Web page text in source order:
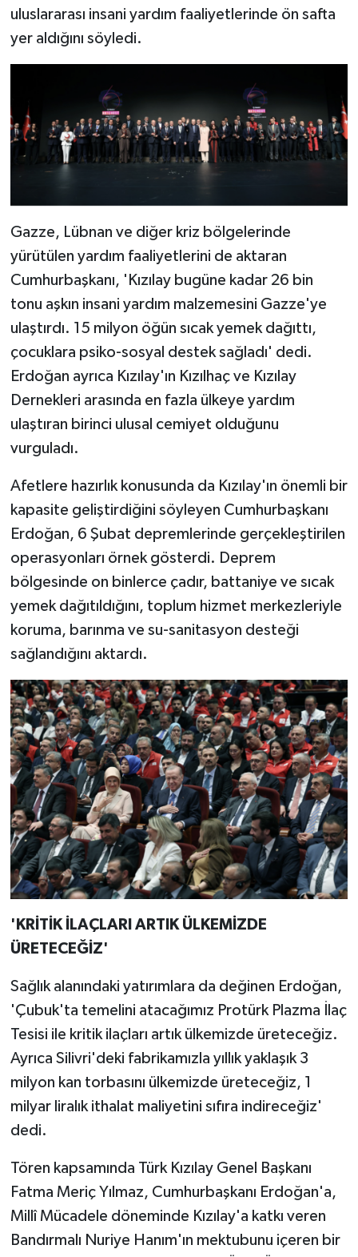
uluslararası insani yardım faaliyetlerinde ön safta
yer aldığını söyledi.
Gazze, Lübnan ve diğer kriz bölgelerinde
yürütülen yardım faaliyetlerini de aktaran
Cumhurbaşkanı, 'Kızılay bugüne kadar 26 bin
tonu aşkın insani yardım malzemesini Gazze'ye
ulaştırdı. 15 milyon öğün sıcak yemek dağıttı,
çocuklara psiko-sosyal destek sağladı' dedi.
Erdoğan ayrıca Kızılay'ın Kızılhaç ve Kızılay
Dernekleri arasında en fazla ülkeye yardım
ulaştıran birinci ulusal cemiyet olduğunu
vurguladı.
Afetlere hazırlık konusunda da Kızılay'ın önemli bir
kapasite geliştirdiğini söyleyen Cumhurbaşkanı
Erdoğan, 6 Şubat depremlerinde gerçekleştirilen
operasyonları örnek gösterdi. Deprem
bölgesinde on binlerce çadır, battaniye ve sıcak
yemek dağıtıldığını, toplum hizmet merkezleriyle
koruma, barınma ve su-sanitasyon desteği
sağlandığını aktardı.
'KRİTİK İLAÇLARI ARTIK ÜLKEMİZDE
ÜRETECEĞİZ'
Sağlık alanındaki yatırımlara da değinen Erdoğan,
'Çubuk'ta temelini atacağımız Protürk Plazma İlaç
Tesisi ile kritik ilaçları artık ülkemizde üreteceğiz.
Ayrıca Silivri'deki fabrikamızla yıllık yaklaşık 3
milyon kan torbasını ülkemizde üreteceğiz, 1
milyar liralık ithalat maliyetini sıfıra indireceğiz'
dedi.
Tören kapsamında Türk Kızılay Genel Başkanı
Fatma Meriç Yılmaz, Cumhurbaşkanı Erdoğan'a,
Millî Mücadele döneminde Kızılay'a katkı veren
Bandırmalı Nuriye Hanım'ın mektubunu içeren bir